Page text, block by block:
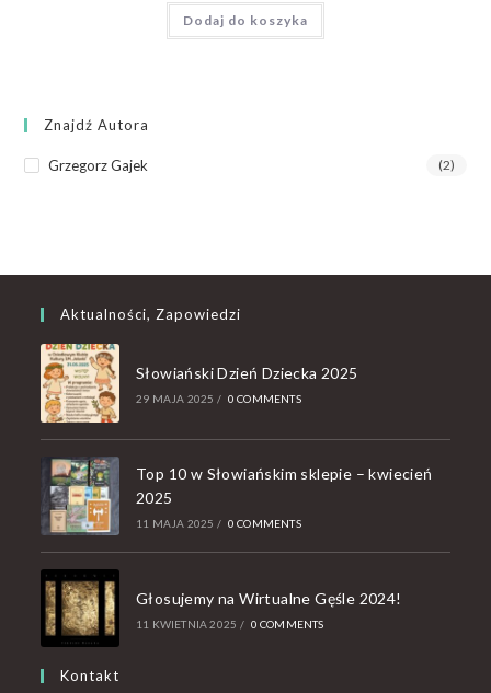
Dodaj do koszyka
Znajdź Autora
Grzegorz Gajek (2)
Aktualności, Zapowiedzi
Słowiański Dzień Dziecka 2025
29 MAJA 2025 / 0 COMMENTS
Top 10 w Słowiańskim sklepie – kwiecień
2025
11 MAJA 2025 / 0 COMMENTS
Głosujemy na Wirtualne Gęśle 2024!
11 KWIETNIA 2025 / 0 COMMENTS
Kontakt